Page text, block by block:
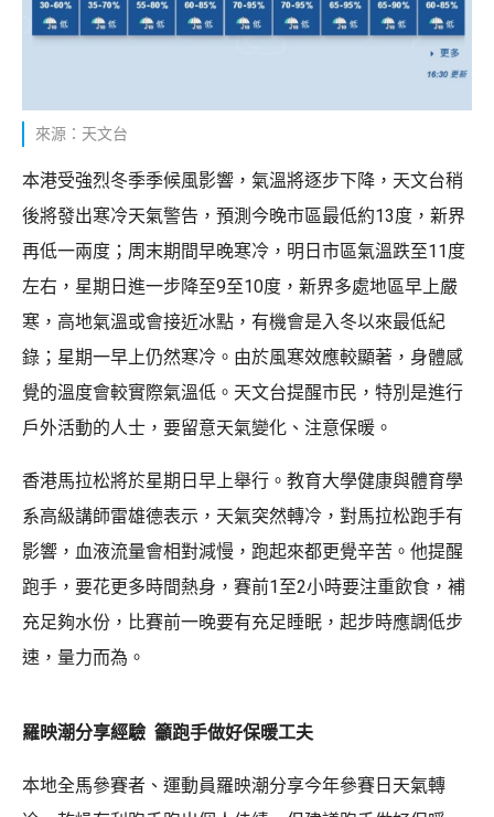
來源：天文台
本港受強烈冬季季候風影響，氣溫將逐步下降，天文台稍
後將發出寒冷天氣警告，預測今晚市區最低約13度，新界
再低一兩度；周末期間早晚寒冷，明日市區氣溫跌至11度
左右，星期日進一步降至9至10度，新界多處地區早上嚴
寒，高地氣溫或會接近冰點，有機會是入冬以來最低紀
錄；星期一早上仍然寒冷。由於風寒效應較顯著，身體感
覺的溫度會較實際氣溫低。天文台提醒市民，特別是進行
戶外活動的人士，要留意天氣變化、注意保暖。
香港馬拉松將於星期日早上舉行。教育大學健康與體育學
系高級講師雷雄德表示，天氣突然轉冷，對馬拉松跑手有
影響，血液流量會相對減慢，跑起來都更覺辛苦。他提醒
跑手，要花更多時間熱身，賽前1至2小時要注重飲食，補
充足夠水份，比賽前一晚要有充足睡眠，起步時應調低步
速，量力而為。
羅映潮分享經驗 籲跑手做好保暖工夫
本地全馬參賽者、運動員羅映潮分享今年參賽日天氣轉